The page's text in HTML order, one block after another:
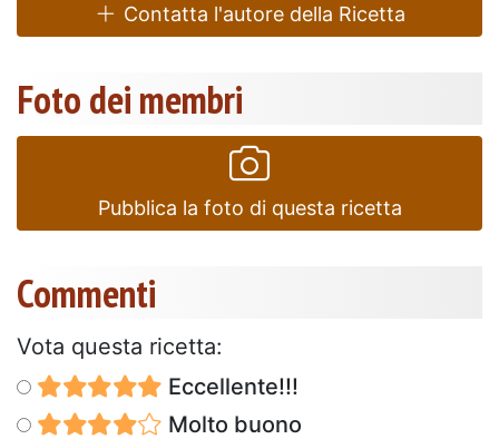
Contatta l'autore della Ricetta
Foto dei membri
Pubblica la foto di questa ricetta
Commenti
Vota questa ricetta:
Eccellente!!!
Molto buono